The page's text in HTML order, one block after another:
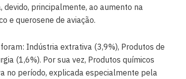
principalmente, ao aumento na
e querosene de aviação.
Indústria extrativa (3,9%), Produtos de
(1,6%). Por sua vez, Produtos químicos
no período, explicada especialmente pela